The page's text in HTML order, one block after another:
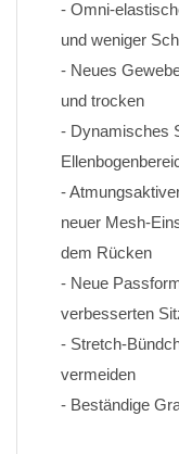
- Omni-
und weniger
- Neues
und trocken
- Dynamisches
-
neuer Mesh-
dem Rücken
- Neue
verbesserten
- Stretch-
vermeiden
- Beständige